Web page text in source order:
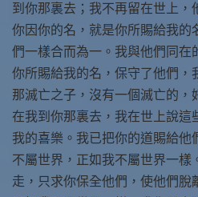
到你那裏去；我不再留在世上，
你因你的名，就是你所賜給我的
們一樣合而為一。我與他們同在
你所賜給我的名，保守了他們，
那滅亡之子，沒有一個滅亡的，
在我到你那裏去，我在世上說這
我的喜樂。我已把你的道賜給他
不屬世界，正如我不屬世界一樣
走，只求你保全他們，使他們脫